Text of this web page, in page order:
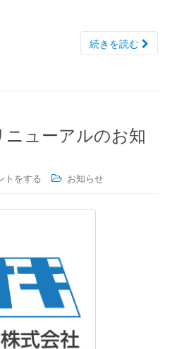
続きを読む
ニューアルのお知
トをする お知らせ